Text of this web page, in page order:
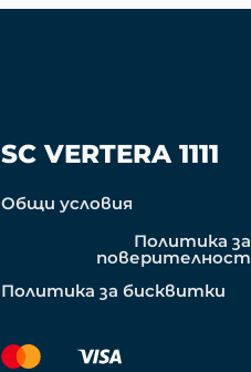
SC VERTERA 1111
Общи условия
Политика за
поверителност
Политика за бисквитки